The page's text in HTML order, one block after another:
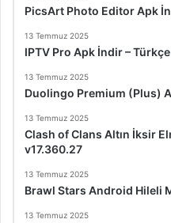
PicsArt Photo Editor Apk
13 Temmuz 2025
IPTV Pro Apk İndir –
13 Temmuz 2025
Duolingo Premium (Plus)
13 Temmuz 2025
Clash of Clans Altın İksir
v17.360.27
13 Temmuz 2025
Brawl Stars Android Hileli
13 Temmuz 2025